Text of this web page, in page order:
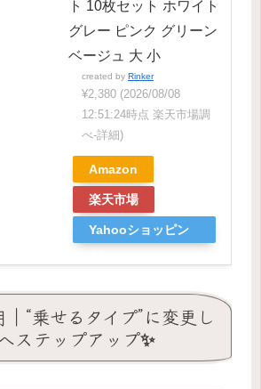
ト 10枚セット ホワイト
グレー ピンク グリーン
ベージュ 大 小
created by Rinker
¥2,380 (2026/08/08
12:51:24時点 楽天市場調
べ-詳細)
Amazon
楽天市場
Yahooショッピン
“乗せるタイプ”に変更し
ステップアップ✨